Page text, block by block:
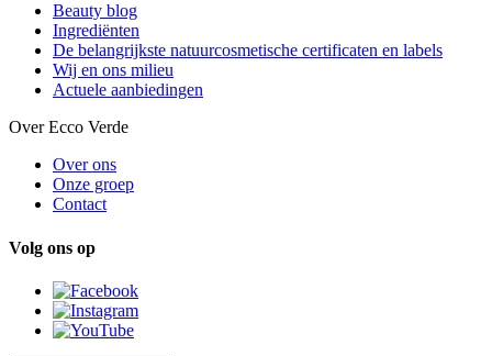
Beauty blog
Ingrediënten
De belangrijkste natuurcosmetische certificaten en labels
Wij en ons milieu
Actuele aanbiedingen
Over Ecco Verde
Over ons
Onze groep
Contact
Volg ons op